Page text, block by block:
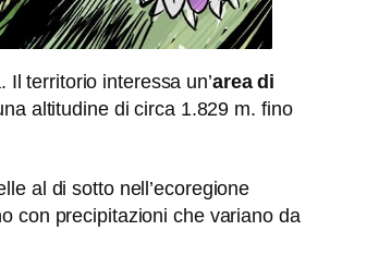
territorio interessa un’area di
altitudine di circa 1.829 m. fino
al di sotto nell’ecoregione
con precipitazioni che variano da